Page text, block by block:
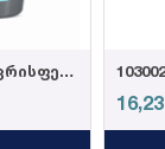
100009-ვედრო ნაცრისფერი 14,5ლ
16,23